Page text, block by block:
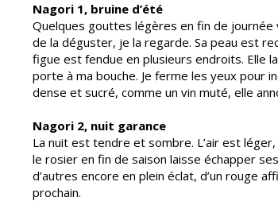
Nagori 1, bruine d’été
Quelques gouttes légères en fin de journée
de la déguster, je la regarde. Sa peau est
figue est fendue en plusieurs endroits. Elle
porte à ma bouche. Je ferme les yeux pour
dense et sucré, comme un vin muté, elle
Nagori 2, nuit garance
La nuit est tendre et sombre. L’air est
le rosier en fin de saison laisse échapper
d’autres encore en plein éclat, d’un rouge
prochain.